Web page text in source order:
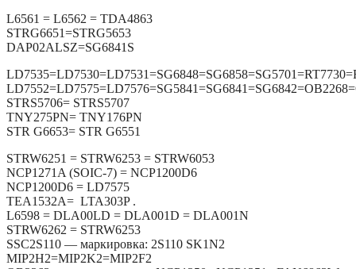
L6561 = L6562 = TDA4863
STRG6651=STRG5653
DAP02ALSZ=SG6841S
STRS5706= STRS5707
TNY275PN= TNY176PN
STR G6653= STR G6551
STRW6251 = STRW6253 = STRW6053
NCP1271A (SOIC-7) = NCP1200D6
NCP1200D6 = LD7575
TEA1532A= LTA303P .
L6598 = DLA00LD = DLA001D = DLA001N
STRW6262 = STRW6253
SSC2S110 — маркировка: 2S110 SK1N2
MIP2H2=MIP2K2=MIP2F2